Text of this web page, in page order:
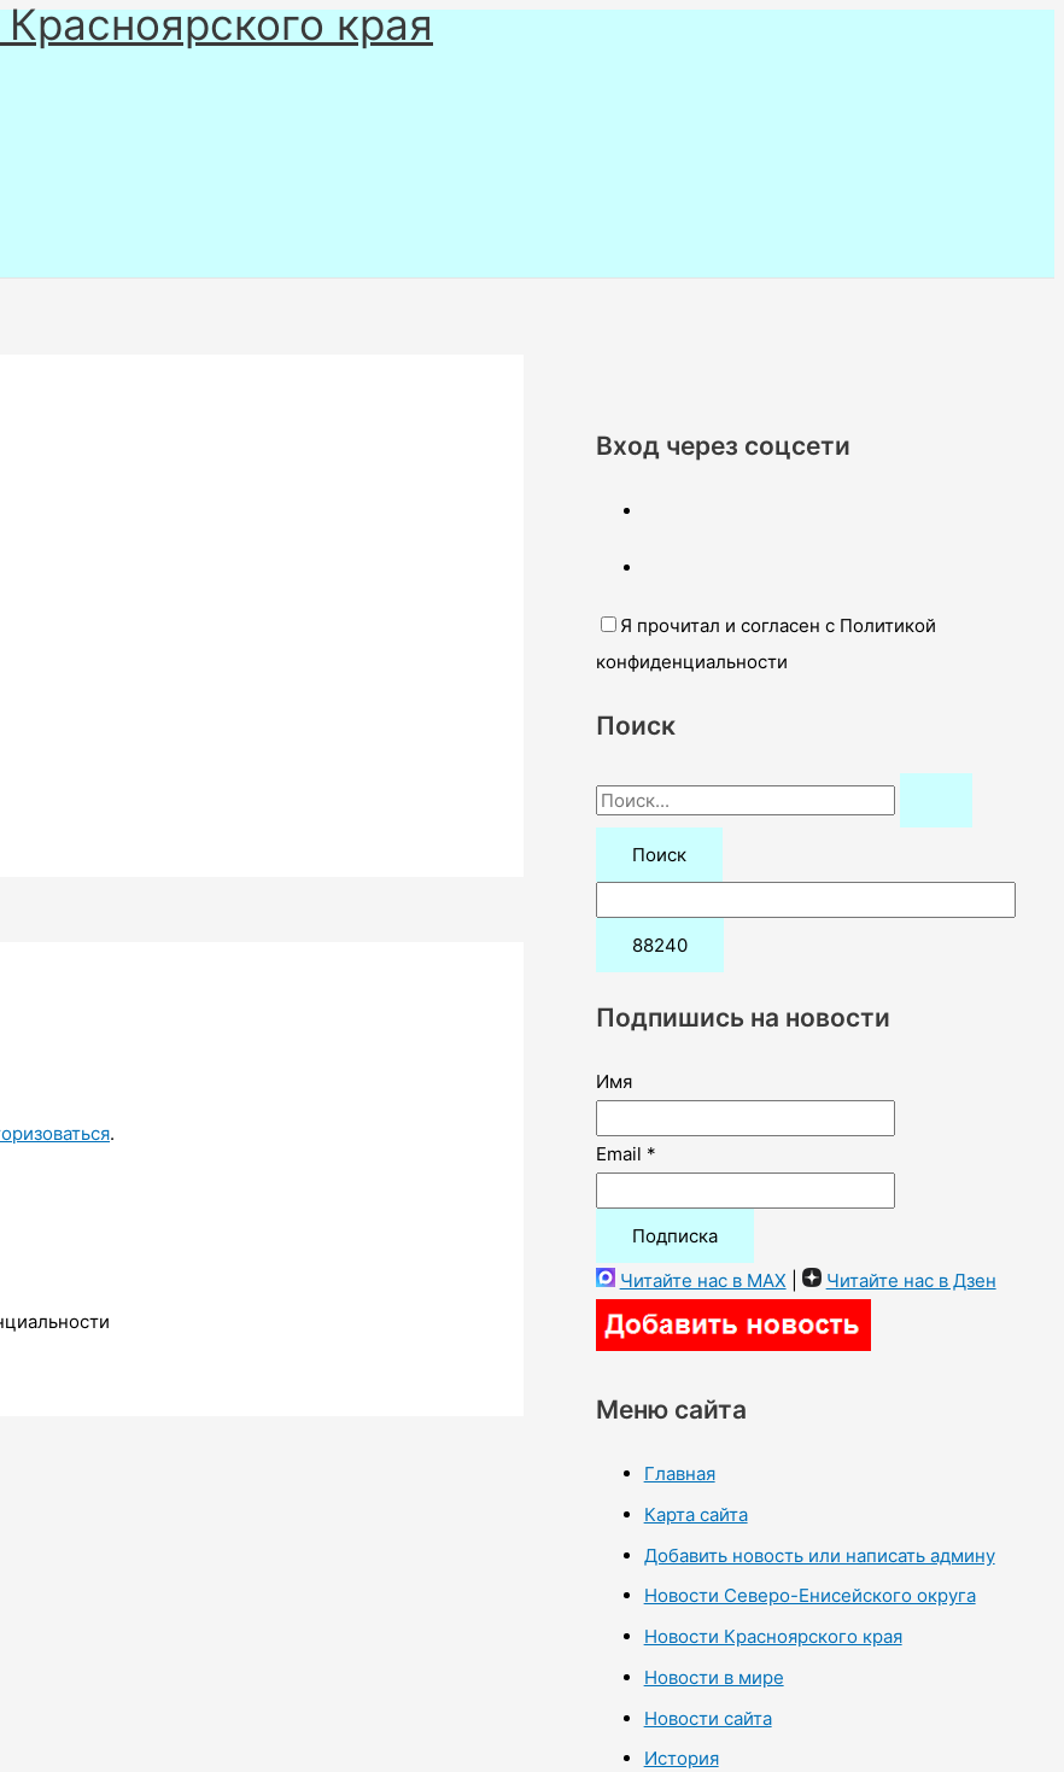
края
.
Вход через соцсети
Я прочитал и согласен с Политикой
конфиденциальности
Поиск
П
о
:
Подпишись на новости
Имя
Email *
Читайте нас в MAX Читайте нас в Дзен
Меню сайта
Главная
Карта сайта
Добавить новость или написать админу
Новости Северо-Енисейского округа
Новости Красноярского края
Новости в мире
Новости сайта
История